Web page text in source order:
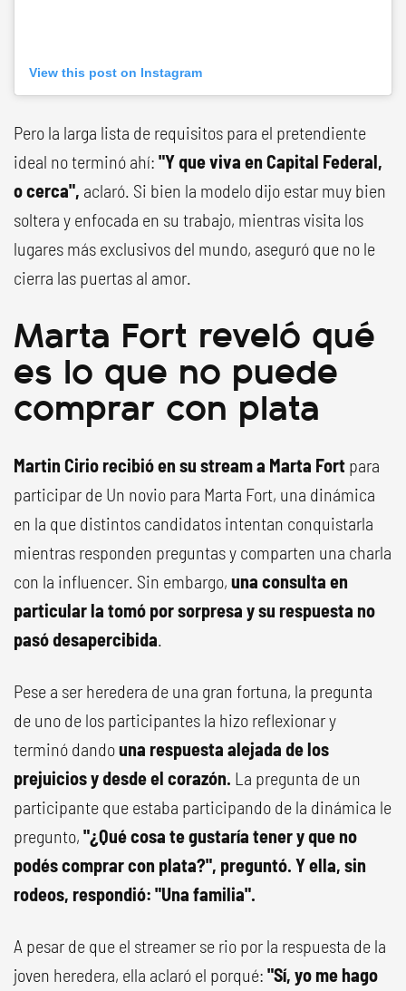
View this post on Instagram
Pero la larga lista de requisitos para el pretendiente
ideal no terminó ahí: "Y que viva en Capital Federal,
o cerca", aclaró. Si bien la modelo dijo estar muy bien
soltera y enfocada en su trabajo, mientras visita los
lugares más exclusivos del mundo, aseguró que no le
cierra las puertas al amor.
Marta Fort reveló qué
es lo que no puede
comprar con plata
Martin Cirio recibió en su stream a Marta Fort para
participar de Un novio para Marta Fort, una dinámica
en la que distintos candidatos intentan conquistarla
mientras responden preguntas y comparten una charla
con la influencer. Sin embargo, una consulta en
particular la tomó por sorpresa y su respuesta no
pasó desapercibida.
Pese a ser heredera de una gran fortuna, la pregunta
de uno de los participantes la hizo reflexionar y
terminó dandouna respuesta alejada de los
prejuicios y desde el corazón. La pregunta de un
participante que estaba participando de la dinámica le
pregunto, "¿Qué cosa te gustaría tener y que no
podés comprar con plata?", preguntó. Y ella, sin
rodeos, respondió: "Una familia".
A pesar de que el streamer se rio por la respuesta de la
joven heredera, ella aclaró el porqué: "Sí, yo me hago